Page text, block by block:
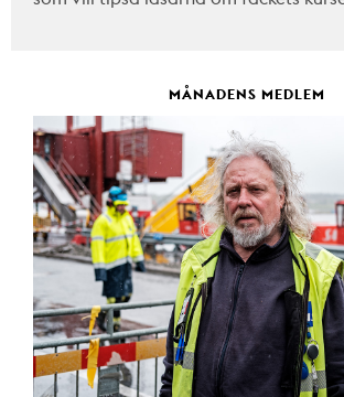
MÅNADENS MEDLEM